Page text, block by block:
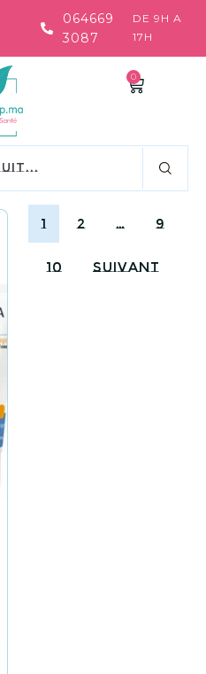
064669
3087
DE 9H A
17H
0
1 2 … 9
10 Suivant